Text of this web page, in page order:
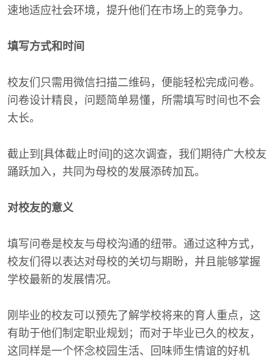
速地适应社会环境，提升他们在市场上的竞争力。
填写方式和时间
校友们只需用微信扫描二维码，便能轻松完成问卷。
问卷设计精良，问题简单易懂，所需填写时间也不会
太长。
截止到[具体截止时间]的这次调查，我们期待广大校友
踊跃加入，共同为母校的发展添砖加瓦。
对校友的意义
填写问卷是校友与母校沟通的纽带。通过这种方式，
校友们得以表达对母校的关切与期盼，并且能够掌握
学校最新的发展情况。
刚毕业的校友可以预先了解学校将来的育人重点，这
有助于他们制定职业规划；而对于毕业已久的校友，
这同样是一个怀念校园生活、回味师生情谊的好机